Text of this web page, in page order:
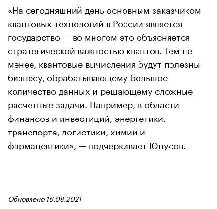
«На сегодняшний день основным заказчиком
квантовых технологий в России является
государство — во многом это объясняется
стратегической важностью квантов. Тем не
менее, квантовые вычисления будут полезны
бизнесу, обрабатывающему большое
количество данных и решающему сложные
расчетные задачи. Например, в области
финансов и инвестиций, энергетики,
транспорта, логистики, химии и
фармацевтики», — подчеркивает Юнусов.
Обновлено 16.08.2021